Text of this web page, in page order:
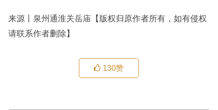
来源丨泉州通淮关岳庙【版权归原作者所有，如有侵权
请联系作者删除】
130赞